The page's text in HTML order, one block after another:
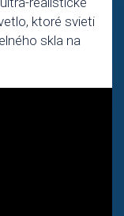
ktoré svieti
skla na